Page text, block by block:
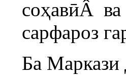
соҳавӣÂ ва
сарфароз
Ба Маркази